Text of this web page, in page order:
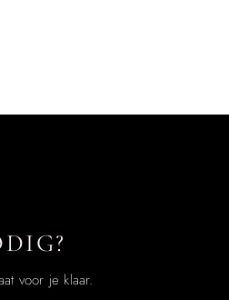
voor je klaar.